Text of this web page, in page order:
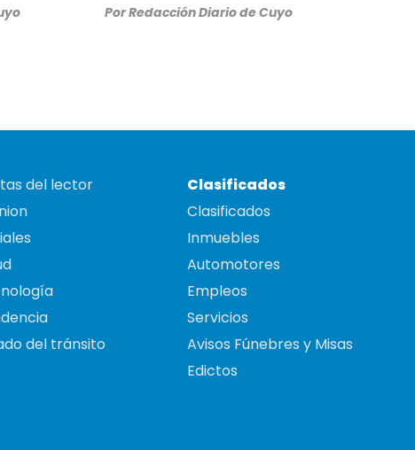
PorRedacción Diario de Cuyo
del lector
del tránsito
Clasificados
Clasificados
Inmuebles
Automotores
Empleos
Servicios
Avisos Fúnebres y Misas
Edictos